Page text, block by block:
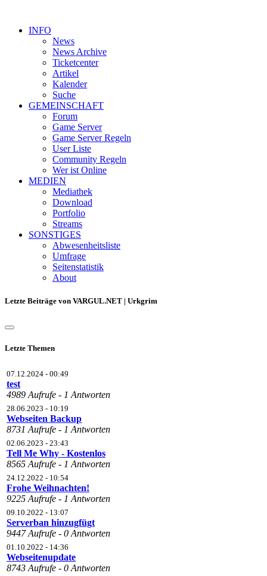
INFO
News
News Archive
Ticketcenter
Artikel
Kalender
Suche
GEMEINSCHAFT
Forum
Game Server
Game Server Regeln
User Liste
Community Regeln
Wer ist Online
MEDIEN
Mediathek
Download
Portfolio
Streams
SONSTIGES
Abwesenheitsliste
Umfrage
Seitenstatistik
About
Letzte Beiträge von VARGUL.NET | Urkgrim
Letzte Themen
07.12.2024 - 00:49
test
4989 Aufrufe - 1 Antworten
28.06.2023 - 10:19
Webseiten Backup
8731 Aufrufe - 1 Antworten
02.06.2023 - 23:43
Tell Me Why - Kostenlos
8565 Aufrufe - 1 Antworten
24.12.2022 - 10:54
Frohe Weihnachten!
9225 Aufrufe - 1 Antworten
09.10.2022 - 13:07
Serverban hinzugfügt
9447 Aufrufe - 0 Antworten
01.10.2022 - 14:36
Webseitenupdate
8743 Aufrufe - 0 Antworten